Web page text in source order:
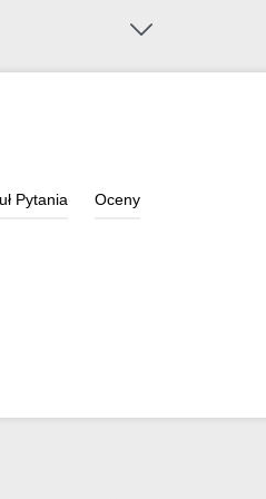
i 6 mm² (14-10 AWG).
„Ice-Crack-Design”, który
Pytania Oceny